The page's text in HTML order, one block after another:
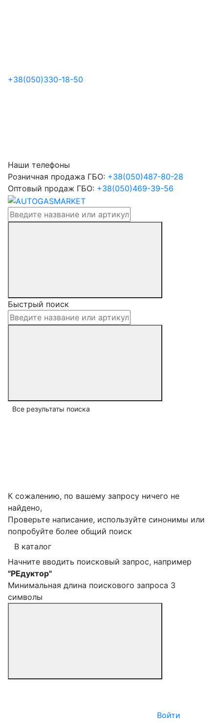
+38(050)330-18-50
Наши телефоны
Розничная продажа ГБО: +38(050)487-80-28
Оптовый продаж ГБО: +38(050)469-39-56
Быстрый поиск
Все результаты поиска
К сожалению, по вашему запросу ничего не
найдено,
Проверьте написание, используйте синонимы или
попробуйте более общий поиск
В каталог
Начните вводить поисковый запрос, например
"РЕдуктор"
Минимальная длина поискового запроса 3
символы
Войти